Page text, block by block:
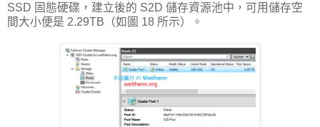
SSD 固態硬碟，建立後的 S2D 儲存資源池中，可用儲存空
間大小便是 2.29TB（如圖 18 所示）。